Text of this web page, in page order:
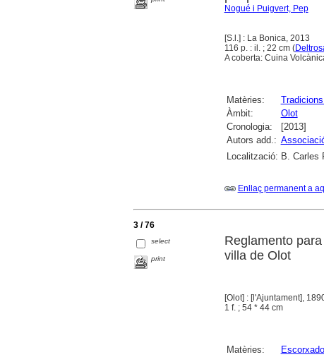
Nogué i Puigvert, Pep
[S.l.] : La Bonica, 2013
116 p. : il. ; 22 cm (
A coberta: Cuina
Matèries:
Àmbit:
Olot
Cronologia:
[2013]
Autors add.:
Localització: B. Carles
Enllaç permanent a
3 / 76
select
print
Reglamento
villa de Olot
[Olot] : [l'Ajuntament],
1 f. ; 54 * 44 cm
Matèries: